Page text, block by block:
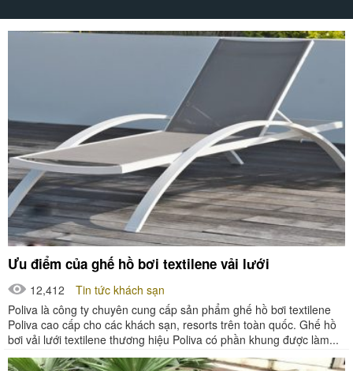
Ưu điểm của ghế hồ bơi textilene vải lưới
12,412
Tin tức khách sạn
Poliva là công ty chuyên cung cấp sản phẩm ghế hồ bơi textilene
Poliva cao cấp cho các khách sạn, resorts trên toàn quốc. Ghế hồ
bơi vải lưới textilene thương hiệu Poliva có phần khung được làm...